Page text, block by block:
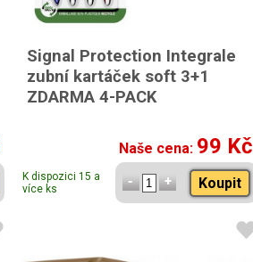
Signal Protection Integrale
zubní kartáček soft 3+1
ZDARMA 4-PACK
Naše cena: 99 Kč
K dispozici 15 a
více ks
Koupit